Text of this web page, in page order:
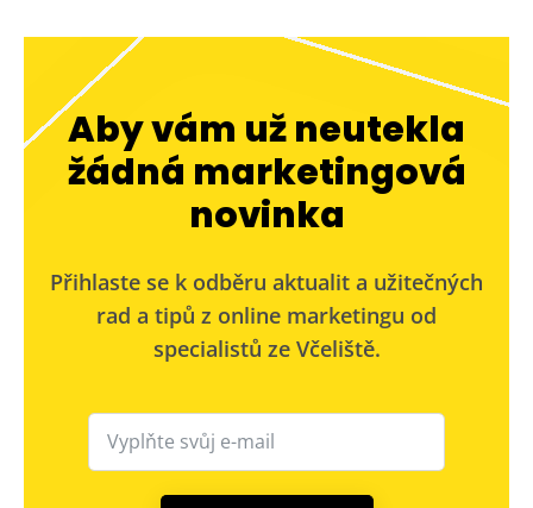
Aby vám už neutekla
žádná marketingová
novinka
Přihlaste se k odběru aktualit a užitečných
rad a tipů z online marketingu od
specialistů ze Včeliště.